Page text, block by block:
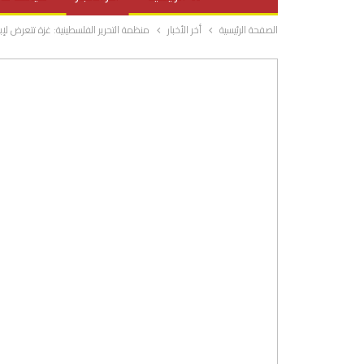
صحة وتغذية
المرأة والحياة الصفحة الرئيسية أخر الأخبار منظمة التحرير الفلسطينية: غزة تتعرض